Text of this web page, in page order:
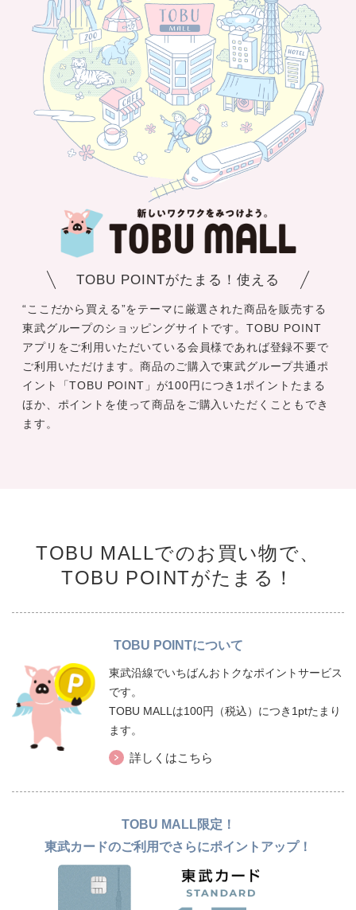
TOBU POINTがたまる！使える
“ここだから買える”をテーマに厳選された商品を販売する
東武グループのショッピングサイトです。TOBU POINT
アプリをご利用いただいている会員様であれば登録不要で
ご利用いただけます。商品のご購入で東武グループ共通ポ
イント「TOBU POINT」が100円につき1ポイントたまる
ほか、ポイントを使って商品をご購入いただくこともでき
ます。
TOBU MALLでのお買い物で、
TOBU POINTがたまる！
TOBU POINTについて
東武沿線でいちばんおトクなポイントサービス
です。
TOBU MALLは100円（税込）につき1ptたまり
ます。
詳しくはこちら
TOBU MALL限定！
東武カードのご利用でさらにポイントアップ！